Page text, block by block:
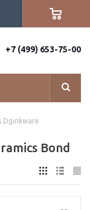
+7 (499) 653-75-00
Dginkware
Bond